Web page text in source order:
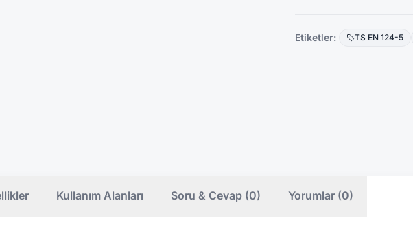
Etiketler: TS EN 124-5
Kullanım Alanları Soru & Cevap (0) Yorumlar (0)